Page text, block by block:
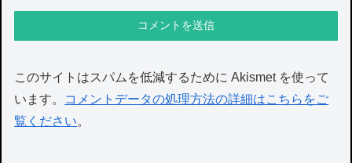
このサイトはスパムを低減するために Akismet を使って
います。
コメントデータの処理方法の詳細はこちらをご
覧ください。